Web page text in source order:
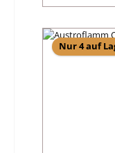
Nur 4 auf